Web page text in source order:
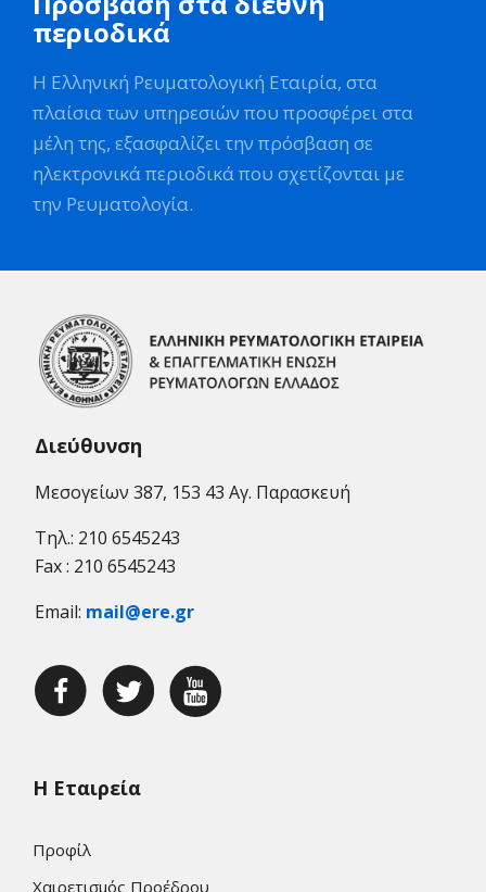
περιοδικά
Η Ελληνική Ρευματολογική Εταιρία, στα
πλαίσια των υπηρεσιών που προσφέρει στα
μέλη της, εξασφαλίζει την πρόσβαση σε
ηλεκτρονικά περιοδικά που σχετίζονται με
την Ρευματολογία.
Διεύθυνση
Μεσογείων 387, 153 43 Αγ. Παρασκευή
Τηλ.: 210 6545243
Fax : 210 6545243
Email: mail@ere.gr
Η Εταιρεία
Προφίλ
Χαιρετισμός Προέδρου